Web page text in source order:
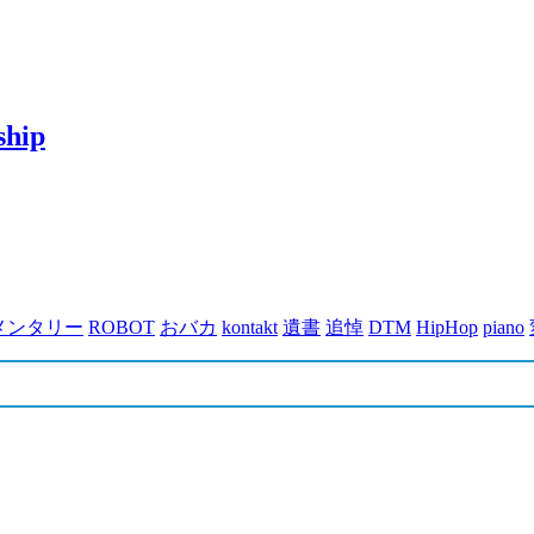
ンタリー ROBOT おバカ kontakt 遺書 追悼 DTM HipHop piano